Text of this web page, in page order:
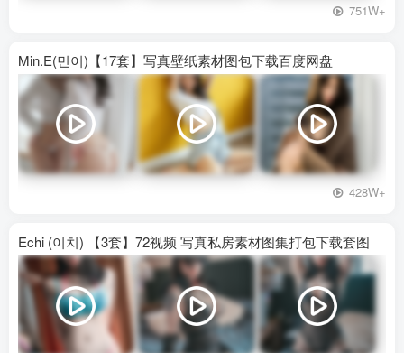
751W+
Min.E(민이)【17套】写真壁纸素材图包下载百度网盘
428W+
Echi (이치) 【3套】72视频 写真私房素材图集打包下载套图